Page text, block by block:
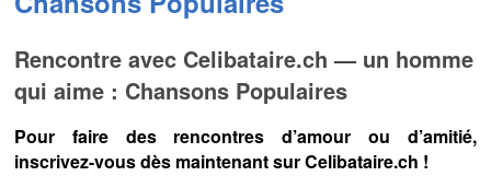
Rencontre avec Celibataire.ch — un homme
qui aime : Chansons Populaires
Pour faire des rencontres d’amour ou d’amitié,
inscrivez-vous dès maintenant sur Celibataire.ch !